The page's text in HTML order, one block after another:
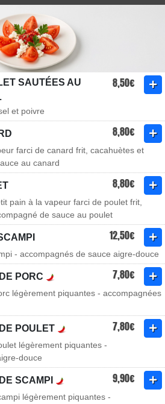
SAUTÉES AU
8,50€
et poivre
8,80€
farci de canard frit, cacahuètes et
au canard
8,80€
pain à la vapeur farci de poulet frit,
de sauce au poulet
12,50€
- accompagnés de sauce aigre-douce
PORC 7,80€
légèrement piquantes - accompagnées
POULET 7,80€
légèrement piquantes -
douce
SCAMPI 9,90€
légèrement piquantes -